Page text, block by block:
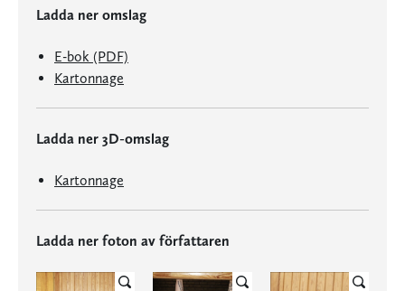
Ladda ner omslag
E-bok (PDF)
Kartonnage
Ladda ner 3D-omslag
Kartonnage
Ladda ner foton av författaren